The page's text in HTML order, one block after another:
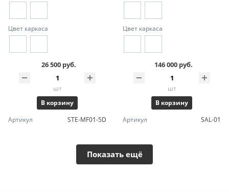
Цвет каркаса
26 500 руб.
шт
В корзину
Артикул
STE-MF01-5D
Цвет каркаса
146 000 руб.
шт
В корзину
Артикул
SAL-01
Показать ещё